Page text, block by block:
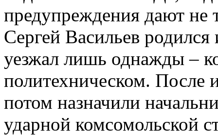
предупреждения дают не
Сергей Васильев
уезжал лишь однажды –
политехническом. После
потом назначили
ударной комсомольской